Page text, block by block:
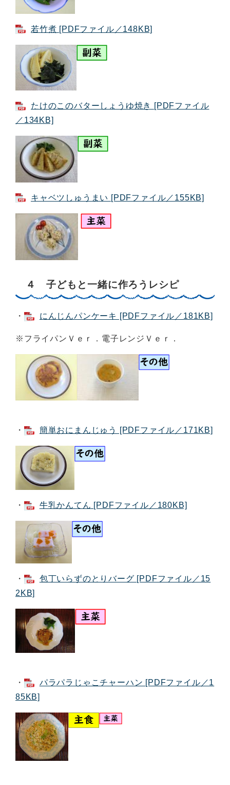
若竹煮 [PDFファイル／148KB]
たけのこのバターしょうゆ焼き [PDFファイル
／134KB]
キャベツしゅうまい [PDFファイル／155KB]
４ 子どもと一緒に作ろうレシピ
・ にんじんパンケーキ [PDFファイル／181KB]
※フライパンＶｅｒ．電子レンジＶｅｒ．
・ 簡単おにまんじゅう [PDFファイル／171KB]
・ 牛乳かんてん [PDFファイル／180KB]
・
包丁いらずのとりバーグ [PDFファイル／15
2KB]
・
パラパラじゃこチャーハン [PDFファイル／1
85KB]